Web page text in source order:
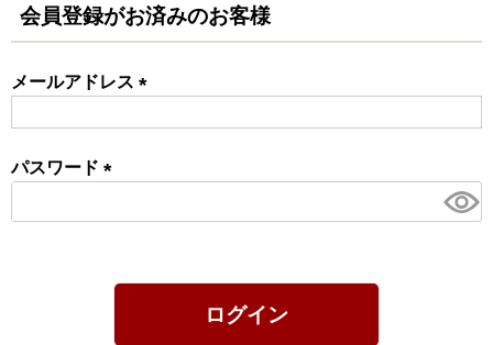
会員登録がお済みのお客様
メールアドレス
パスワード
須)
ログイン